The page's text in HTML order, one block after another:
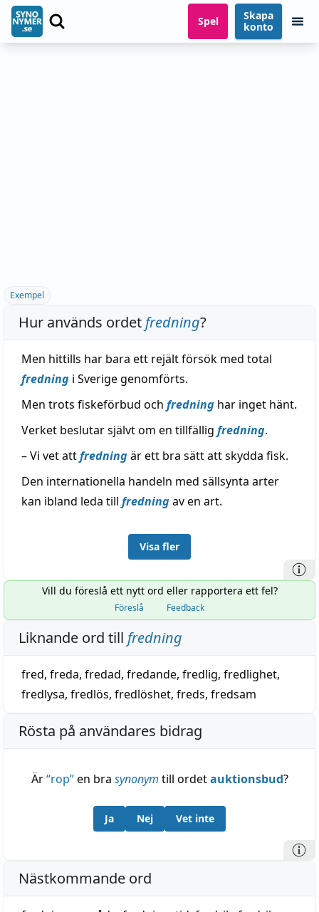
Spel
Skapa
konto
Exempel
Hur används ordet fredning?
Men hittills har bara ett rejält försök med total
fredning i Sverige genomförts.
Men trots fiskeförbud och fredning har inget hänt.
Verket beslutar självt om en tillfällig fredning.
– Vi vet attfredningär ett bra sätt att skydda fisk.
Den internationella handeln med sällsynta arter
kan ibland leda till fredningav en art.
Visa fler
Vill du föreslå ett nytt ord eller rapportera ett fel?
Föreslå Feedback
Liknande ord till fredning
fred, freda, fredad, fredande, fredlig, fredlighet,
fredlysa, fredlös, fredlöshet, freds, fredsam
Rösta på användares bidrag
Är“rop”en bra synonym till ordetauktionsbud?
Ja Nej Vet inte
Nästkommande ord